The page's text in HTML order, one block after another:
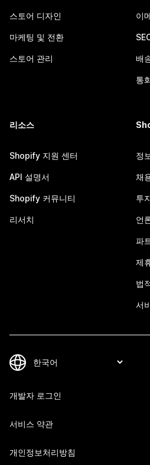
스토어 디자인
마케팅 및 전환
스토어 관리
이
배
통
리소스
Shopify 지원 센터
API 설명서
Shopify 커뮤니티
리서치
정
채
투
언
파
제
법
서
개발자 로그인
서비스 약관
개인정보처리방침